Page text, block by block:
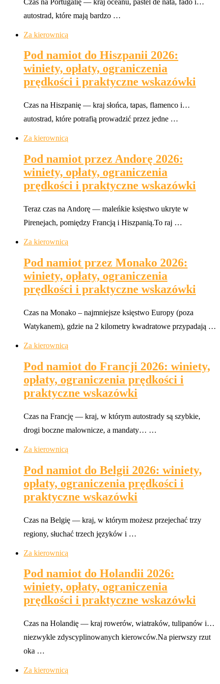
autostrad, które mają bardzo …
Za kierownicą
Pod namiot do Hiszpanii 2026:
winiety, opłaty, ograniczenia
prędkości i praktyczne wskazówki
Czas na Hiszpanię — kraj słońca, tapas, flamenco i…
autostrad, które potrafią prowadzić przez jedne …
Za kierownicą
Pod namiot przez Andorę 2026:
winiety, opłaty, ograniczenia
prędkości i praktyczne wskazówki
Teraz czas na Andorę — maleńkie księstwo ukryte w
Pirenejach, pomiędzy Francją i Hiszpanią.To raj …
Za kierownicą
Pod namiot przez Monako 2026:
winiety, opłaty, ograniczenia
prędkości i praktyczne wskazówki
Czas na Monako – najmniejsze księstwo Europy (poza
Watykanem), gdzie na 2 kilometry kwadratowe przypadają …
Za kierownicą
Pod namiot do Francji 2026: winiety,
opłaty, ograniczenia prędkości i
praktyczne wskazówki
Czas na Francję — kraj, w którym autostrady są szybkie,
drogi boczne malownicze, a mandaty… …
Za kierownicą
Pod namiot do Belgii 2026: winiety,
opłaty, ograniczenia prędkości i
praktyczne wskazówki
Czas na Belgię — kraj, w którym możesz przejechać trzy
regiony, słuchać trzech języków i …
Za kierownicą
Pod namiot do Holandii 2026:
winiety, opłaty, ograniczenia
prędkości i praktyczne wskazówki
Czas na Holandię — kraj rowerów, wiatraków, tulipanów i…
niezwykle zdyscyplinowanych kierowców.Na pierwszy rzut
oka …
Za kierownicą